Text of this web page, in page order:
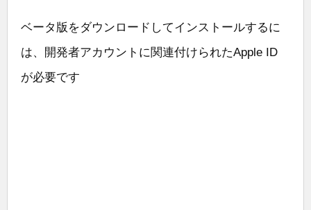
ベータ版をダウンロードしてインストールするに
は、開発者アカウントに関連付けられたApple ID
が必要です